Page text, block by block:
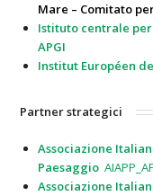
Mare – Comitato
Istituto centrale
APGI
Institut Européen
Partner strategici
Associazione
Paesaggio
Associazione